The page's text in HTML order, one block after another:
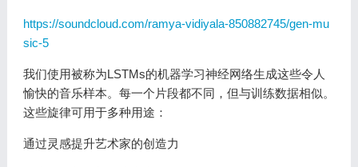
https://soundcloud.com/ramya-vidiyala-850882745/gen-mu
sic-5
我们使用被称为LSTMs的机器学习神经网络生成这些令人
愉快的音乐样本。每一个片段都不同，但与训练数据相似。
这些旋律可用于多种用途：
通过灵感提升艺术家的创造力